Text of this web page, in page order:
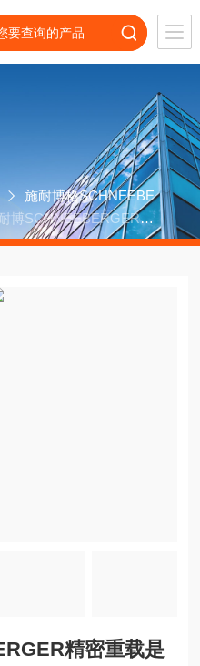
施耐博格SCHNEEBE
博SCHNEEBERGER精
精密重载是